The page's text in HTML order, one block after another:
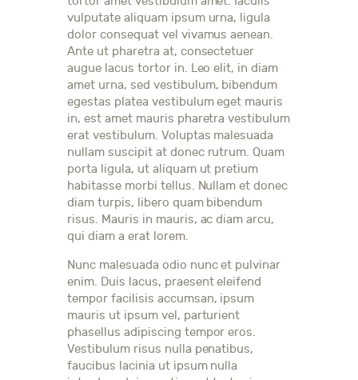
vulputate aliquam ipsum urna, ligula
dolor consequat vel vivamus aenean.
Ante ut pharetra at, consectetuer
augue lacus tortor in. Leo elit, in diam
amet urna, sed vestibulum, bibendum
egestas platea vestibulum eget mauris
in, est amet mauris pharetra vestibulum
erat vestibulum. Voluptas malesuada
nullam suscipit at donec rutrum. Quam
porta ligula, ut aliquam ut pretium
habitasse morbi tellus. Nullam et donec
diam turpis, libero quam bibendum
risus. Mauris in mauris, ac diam arcu,
qui diam a erat lorem.
Nunc malesuada odio nunc et pulvinar
enim. Duis lacus, praesent eleifend
tempor facilisis accumsan, ipsum
mauris ut ipsum vel, parturient
phasellus adipiscing tempor eros.
Vestibulum risus nulla penatibus,
faucibus lacinia ut ipsum nulla